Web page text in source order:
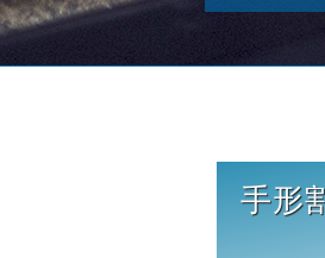
手形